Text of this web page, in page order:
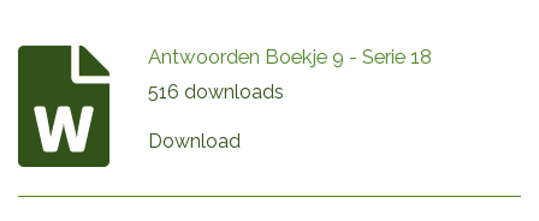
Antwoorden Boekje 9 - Serie 18
516 downloads
Download